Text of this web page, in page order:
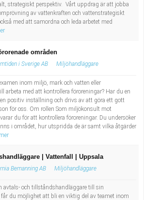
strategiskt perspektiv. Vårt uppdrag är att jobba
av vattenkraften och vattenstrategiskt
med att samordna och leda arbetet med
områden
i Sverige AB Miljöhandläggare
inom miljö, mark och vatten eller
arbeta med att kontrollera föroreningar? Har du en
positiv inställning och drivs av att göra ett gott
för oss. Om rollen Som miljökonsult mot
du för att kontrollera föroreningar. Du undersöker
i området, hur utspridda de är samt vilka åtgärder
| Vattenfall | Uppsala
Bemanning AB Miljöhandläggare
avtals- och tillståndshandläggare till sin
du möjlighet att bli en viktig del av teamet inom